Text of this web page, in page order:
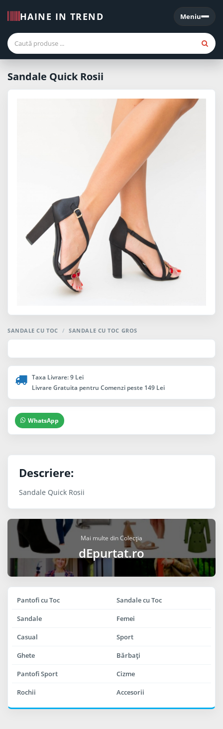
HAINE IN TREND Meniu
Meniu
Sandale Quick Rosii
SANDALE CU TOC / SANDALE CU TOC GROS
Taxa Livrare: 9 Lei
Livrare Gratuita pentru Comenzi peste 149 Lei
WhatsApp
Descriere:
Sandale Quick Rosii
Mai multe din Colecția
dEpurtat.ro
Pantofi cu Toc Sandale cu Toc
Sandale Femei
Casual Sport
Ghete Bărbaţi
Pantofi Sport Cizme
Rochii Accesorii